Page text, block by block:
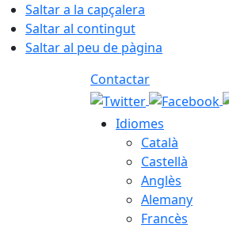
Saltar a la capçalera
Saltar al contingut
Saltar al peu de pàgina
Contactar
Idiomes
Català
Castellà
Anglès
Alemany
Francès